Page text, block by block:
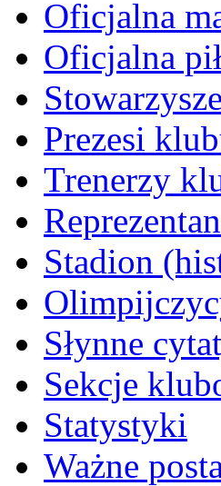
Oficjalna
Oficjalna
Prezesi
Trenerzy
Stadion
Słynne
Sekcje
Statystyki
Ważne